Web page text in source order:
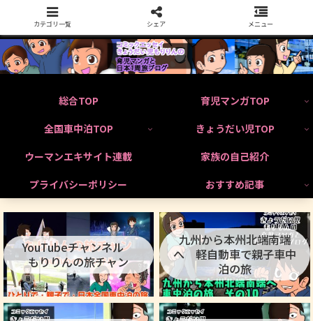
総合TOP
育児マンガTOP
全国車中泊TOP
きょうだい児TOP
ウーマンエキサイト連載
家族の自己紹介
プライバシーポリシー
おすすめ記事
YouTubeチャンネル
もりりんの旅チャン
九州から本州北端南端
へ 軽自動車で親子車中
泊の旅
カテゴリ一覧 シェア メニュー